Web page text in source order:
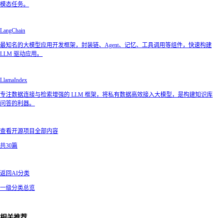
模态任务。
LangChain
最知名的大模型应用开发框架，封装链、Agent、记忆、工具调用等组件，快速构建
LLM 驱动应用。
LlamaIndex
专注数据连接与检索增强的 LLM 框架，将私有数据高效接入大模型，是构建知识库
问答的利器。
查看开源项目全部内容
共30篇
返回AI分类
一级分类总览